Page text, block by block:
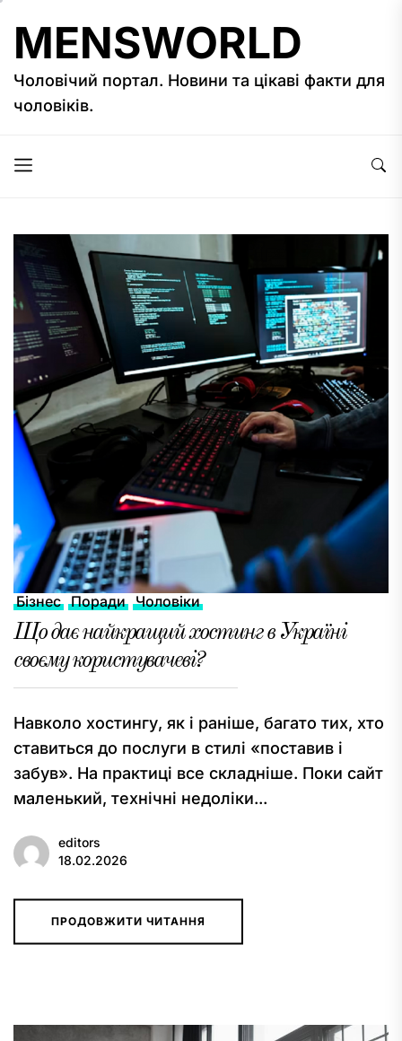
до
вмісту
MENSWORLD
Чоловічий портал. Новини та цікаві факти для
чоловіків.
Бізнес Поради Чоловіки
Що дає найкращий хостинг в Україні
своєму користувачеві?
Навколо хостингу, як і раніше, багато тих, хто
ставиться до послуги в стилі «поставив і
забув». На практиці все складніше. Поки сайт
маленький, технічні недоліки...
editors
18.02.2026
ПРОДОВЖИТИ ЧИТАННЯ